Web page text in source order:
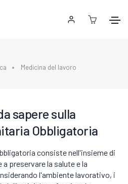
Medicina del lavoro
sapere sulla
Obbligatoria
consiste nell'insieme di
preservare la salute e la
l'ambiente lavorativo, i